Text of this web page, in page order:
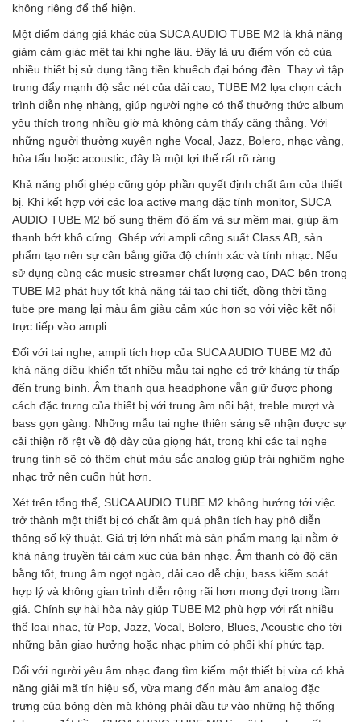
không riêng để thể hiện.
Một điểm đáng giá khác của SUCA AUDIO TUBE M2 là khả năng
giảm cảm giác mệt tai khi nghe lâu. Đây là ưu điểm vốn có của
nhiều thiết bị sử dụng tầng tiền khuếch đại bóng đèn. Thay vì tập
trung đẩy mạnh độ sắc nét của dải cao, TUBE M2 lựa chọn cách
trình diễn nhẹ nhàng, giúp người nghe có thể thưởng thức album
yêu thích trong nhiều giờ mà không cảm thấy căng thẳng. Với
những người thường xuyên nghe Vocal, Jazz, Bolero, nhạc vàng,
hòa tấu hoặc acoustic, đây là một lợi thế rất rõ ràng.
Khả năng phối ghép cũng góp phần quyết định chất âm của thiết
bị. Khi kết hợp với các loa active mang đặc tính monitor, SUCA
AUDIO TUBE M2 bổ sung thêm độ ấm và sự mềm mại, giúp âm
thanh bớt khô cứng. Ghép với ampli công suất Class AB, sản
phẩm tạo nên sự cân bằng giữa độ chính xác và tính nhạc. Nếu
sử dụng cùng các music streamer chất lượng cao, DAC bên trong
TUBE M2 phát huy tốt khả năng tái tạo chi tiết, đồng thời tầng
tube pre mang lại màu âm giàu cảm xúc hơn so với việc kết nối
trực tiếp vào ampli.
Đối với tai nghe, ampli tích hợp của SUCA AUDIO TUBE M2 đủ
khả năng điều khiển tốt nhiều mẫu tai nghe có trở kháng từ thấp
đến trung bình. Âm thanh qua headphone vẫn giữ được phong
cách đặc trưng của thiết bị với trung âm nổi bật, treble mượt và
bass gọn gàng. Những mẫu tai nghe thiên sáng sẽ nhận được sự
cải thiện rõ rệt về độ dày của giọng hát, trong khi các tai nghe
trung tính sẽ có thêm chút màu sắc analog giúp trải nghiệm nghe
nhạc trở nên cuốn hút hơn.
Xét trên tổng thể, SUCA AUDIO TUBE M2 không hướng tới việc
trở thành một thiết bị có chất âm quá phân tích hay phô diễn
thông số kỹ thuật. Giá trị lớn nhất mà sản phẩm mang lại nằm ở
khả năng truyền tải cảm xúc của bản nhạc. Âm thanh có độ cân
bằng tốt, trung âm ngọt ngào, dải cao dễ chịu, bass kiểm soát
hợp lý và không gian trình diễn rộng rãi hơn mong đợi trong tầm
giá. Chính sự hài hòa này giúp TUBE M2 phù hợp với rất nhiều
thể loại nhạc, từ Pop, Jazz, Vocal, Bolero, Blues, Acoustic cho tới
những bản giao hưởng hoặc nhạc phim có phối khí phức tạp.
Đối với người yêu âm nhạc đang tìm kiếm một thiết bị vừa có khả
năng giải mã tín hiệu số, vừa mang đến màu âm analog đặc
trưng của bóng đèn mà không phải đầu tư vào những hệ thống